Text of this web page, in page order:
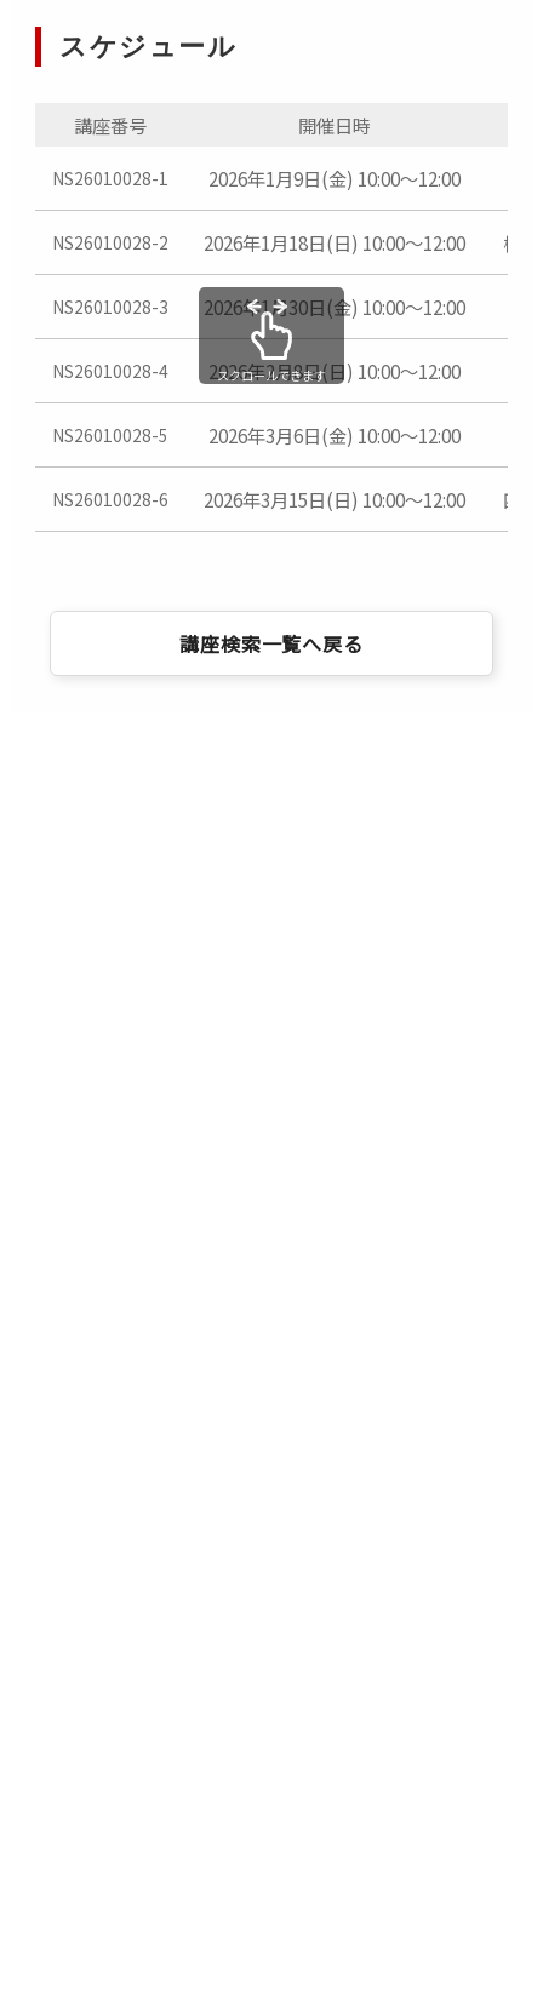
ートフォン等に受講票を表示してご提示くださ
受講料のお支払い方法はクレジットカードまた
はコンビニ決済（前払い）からお選びください
（開講から10日前以降のお申し込みはクレジッ
最少催行人数に満たない場合は、締め切りより
早期に中止することがございます。
各講座の日程・開講時間は、都合により変更す
ることがございます。
災害・悪天候等のときは、講座を中止すること
がございます。
撮影実習はすべて傷害保険付きです。
スケジュール
講座番号 開催日時
NS26010028-1 2026年1月9日(金) 10:00～12:00
NS26010028-2 2026年1月18日(日) 10:00～12:00 柳
NS26010028-3 2026年1月30日(金) 10:00～12:00
NS26010028-4 2026年2月8日(日) 10:00～12:00
NS26010028-5 2026年3月6日(金) 10:00～12:00
NS26010028-6 2026年3月15日(日) 10:00～12:00 四
スクロールできます
講座検索一覧へ戻る